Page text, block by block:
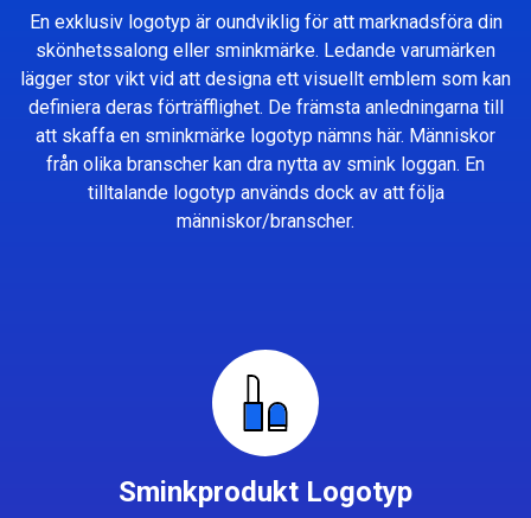
En exklusiv logotyp är oundviklig för att marknadsföra din
skönhetssalong eller sminkmärke. Ledande varumärken
lägger stor vikt vid att designa ett visuellt emblem som kan
definiera deras förträfflighet. De främsta anledningarna till
att skaffa en sminkmärke logotyp nämns här. Människor
från olika branscher kan dra nytta av smink loggan. En
tilltalande logotyp används dock av att följa
människor/branscher.
Sminkprodukt Logotyp